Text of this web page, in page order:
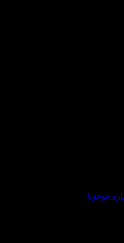
جوجوبا